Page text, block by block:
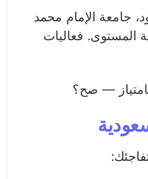
جامعة الإمام محمد
المستوى. فعاليات
— صح؟